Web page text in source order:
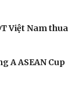
Việt Nam thua
A ASEAN Cup